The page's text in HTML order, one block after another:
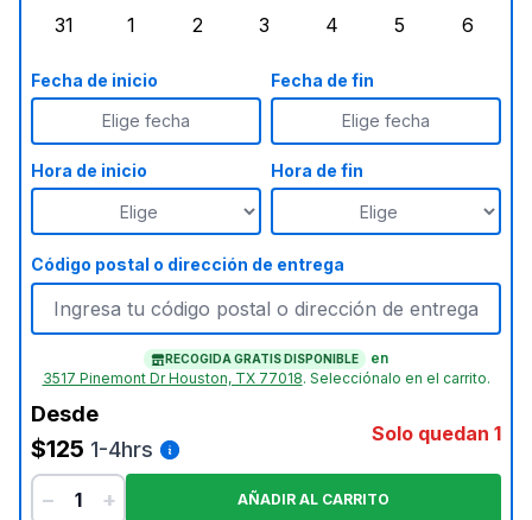
31
1
2
3
4
5
6
Fecha de inicio
Elige fecha
Fecha de fin
Elige fecha
Hora de inicio Hora de fin
Código postal o dirección de entrega
RECOGIDA GRATIS DISPONIBLE
en
3517 Pinemont Dr Houston, TX 77018. Selecciónalo en el carrito.
Desde
$125 1-4hrs
Solo quedan 1
− + AÑADIR AL CARRITO